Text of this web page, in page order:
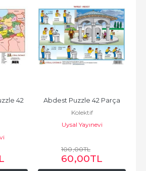
42
Abdest Puzzle 42 Parça
Kolektif
Uysal Yayınevi
100,00TL
60,00TL